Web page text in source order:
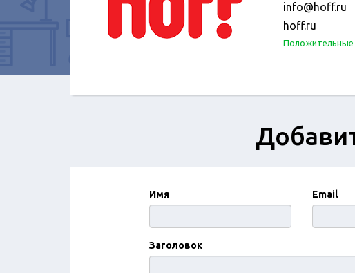
info@hoff.ru
hoff.ru
Положительные
Имя
Email
Заголовок